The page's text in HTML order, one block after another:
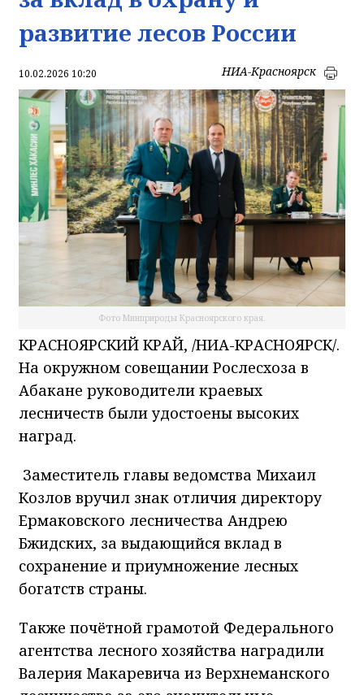
развитие лесов России
10.02.2026 10:20 НИА-Красноярск
Фото Минприроды Красноярского края.
КРАСНОЯРСКИЙ КРАЙ, /НИА-КРАСНОЯРСК/.
На окружном совещании Рослесхоза в
Абакане руководители краевых
лесничеств были удостоены высоких
наград.
Заместитель главы ведомства Михаил
Козлов вручил знак отличия директору
Ермаковского лесничества Андрею
Бжидских, за выдающийся вклад в
сохранение и приумножение лесных
богатств страны.
Также почётной грамотой Федерального
агентства лесного хозяйства наградили
Валерия Макаревича из Верхнеманского